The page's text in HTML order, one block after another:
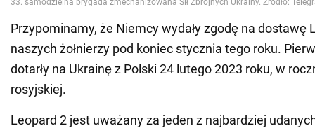
Przypominamy, że Niemcy wydały zgodę na dostawę
naszych żołnierzy pod koniec stycznia tego roku.
dotarły na Ukrainę z Polski 24 lutego 2023 roku, w
rosyjskiej.
Leopard 2 jest uważany za jeden z najbardziej